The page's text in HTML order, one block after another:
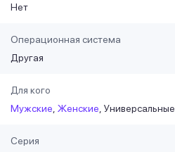
Нет
Операционная система
Другая
Для кого
Мужские Женские Универсальные
Серия